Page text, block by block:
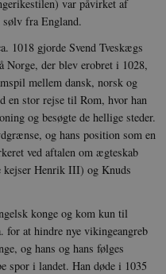
var påvirket af
fra England.
1018 gjorde Svend Tveskægs
Norge, der blev erobret i 1028,
mellem dansk, norsk og
en stor rejse til Rom, hvor han
og besøgte de hellige steder.
og hans position som en
ved aftalen om ægteskab
kejser Henrik III) og Knuds
konge og kom kun til
for at hindre nye vikingeangreb
og hans og hans følges
spor i landet. Han døde i 1035